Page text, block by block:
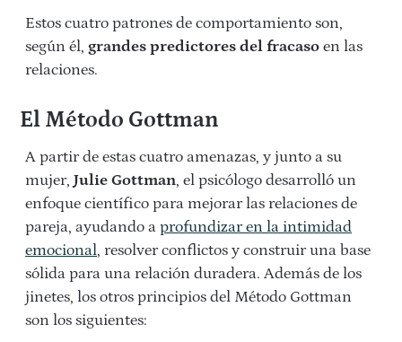
Estos cuatro patrones de comportamiento son,
según él, grandes predictores del fracaso en las
relaciones.
El Método Gottman
A partir de estas cuatro amenazas, y junto a su
mujer, Julie Gottman, el psicólogo desarrolló un
enfoque científico para mejorar las relaciones de
pareja, ayudando a profundizar en la intimidad
emocional, resolver conflictos y construir una base
sólida para una relación duradera. Además de los
jinetes, los otros principios del Método Gottman
son los siguientes: